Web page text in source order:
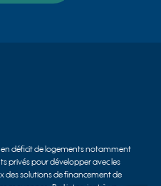
en déficit de logements notamment
privés pour développer avec les
des solutions de financement de